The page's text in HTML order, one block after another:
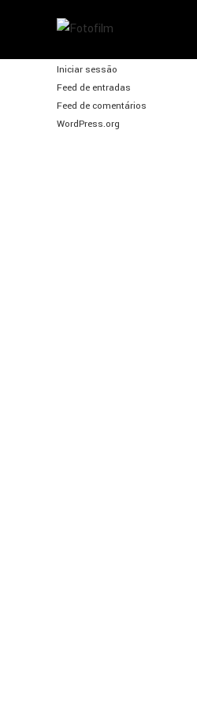
Iniciar sessão
Feed de entradas
Feed de comentários
WordPress.org